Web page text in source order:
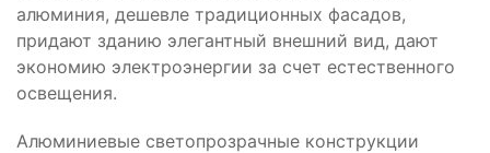
алюминия, дешевле традиционных фасадов,
придают зданию элегантный внешний вид, дают
экономию электроэнергии за счет естественного
освещения.
Алюминиевые светопрозрачные конструкции